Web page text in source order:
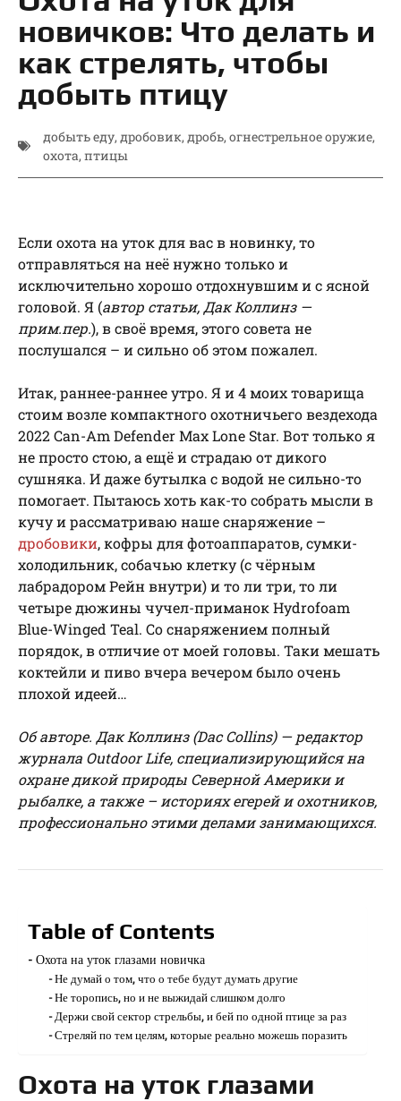
новичков: Что делать и
как стрелять, чтобы
добыть птицу
добыть еду, дробовик, дробь, огнестрельное оружие,
охота, птицы
Если охота на уток для вас в новинку, то
отправляться на неё нужно только и
исключительно хорошо отдохнувшим и с ясной
головой. Я (автор статьи, Дак Коллинз —
прим.пер.), в своё время, этого совета не
послушался – и сильно об этом пожалел.
Итак, раннее-раннее утро. Я и 4 моих товарища
стоим возле компактного охотничьего вездехода
2022 Can-Am Defender Max Lone Star. Вот только я
не просто стою, а ещё и страдаю от дикого
сушняка. И даже бутылка с водой не сильно-то
помогает. Пытаюсь хоть как-то собрать мысли в
кучу и рассматриваю наше снаряжение –
дробовики, кофры для фотоаппаратов, сумки-
холодильник, собачью клетку (с чёрным
лабрадором Рейн внутри) и то ли три, то ли
четыре дюжины чучел-приманок Hydrofoam
Blue-Winged Teal. Со снаряжением полный
порядок, в отличие от моей головы. Таки мешать
коктейли и пиво вчера вечером было очень
плохой идеей…
Об авторе. Дак Коллинз (Dac Collins) — редактор
журнала Outdoor Life, специализирующийся на
охране дикой природы Северной Америки и
рыбалке, а также – историях егерей и охотников,
профессионально этими делами занимающихся.
Table of Contents
Охота на уток глазами новичка
Не думай о том, что о тебе будут думать другие
Не торопись, но и не выжидай слишком долго
Держи свой сектор стрельбы, и бей по одной птице за раз
Стреляй по тем целям, которые реально можешь поразить
Охота на уток глазами